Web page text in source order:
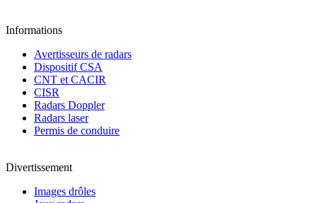
Informations
Avertisseurs de radars
Dispositif CSA
CNT et CACIR
CISR
Radars Doppler
Radars laser
Permis de conduire
Divertissement
Images drôles